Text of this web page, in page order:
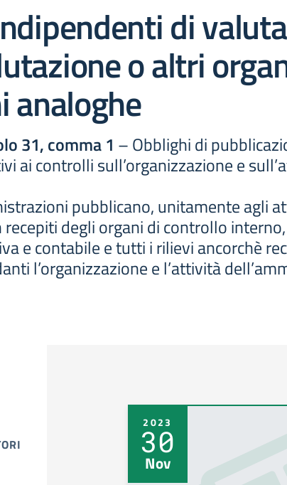
di
o altri
analoghe
31, comma 1 – Obblighi di
ai controlli sull’organizzazione e
pubblicano, unitamente agli
degli organi di controllo
e contabile e tutti i rilievi ancorchè
l’organizzazione e l’attività
2023
30
Nov